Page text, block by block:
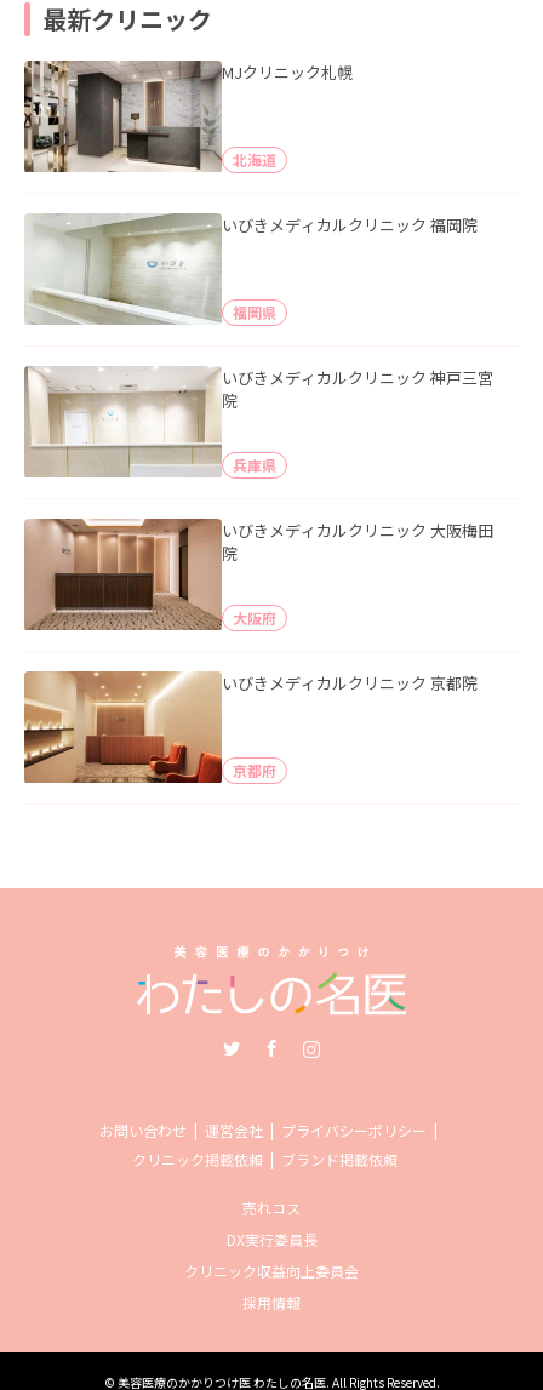
最新クリニック
MJクリニック札幌
北海道
いびきメディカルクリニック 福岡院
福岡県
いびきメディカルクリニック 神戸三宮
院
兵庫県
いびきメディカルクリニック 大阪梅田
院
大阪府
いびきメディカルクリニック 京都院
京都府
お問い合わせ 運営会社
プライバシーポリシー
クリニック掲載依頼
ブランド掲載依頼
売れコス
DX実行委員長
クリニック収益向上委員会
採用情報
© 美容医療のかかりつけ医 わたしの名医. All Rights Reserved.